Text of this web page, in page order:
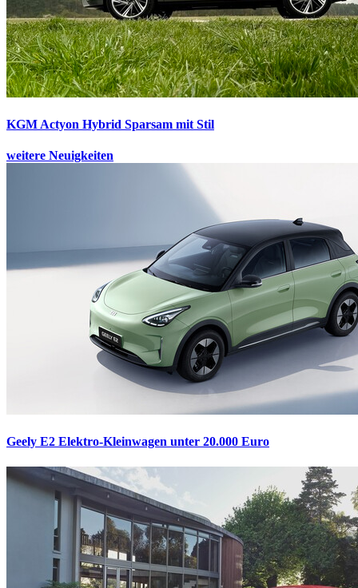
KGM Actyon Hybrid Sparsam mit Stil
weitere Neuigkeiten
Geely E2 Elektro-Kleinwagen unter 20.000 Euro